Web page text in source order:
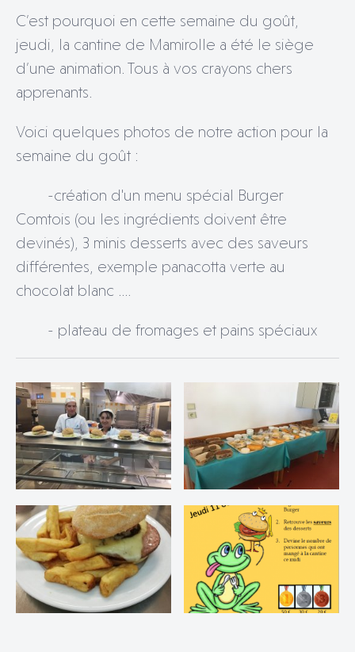
C’est pourquoi en cette semaine du goût,
jeudi, la cantine de Mamirolle a été le siège
d’une animation. Tous à vos crayons chers
apprenants.
Voici quelques photos de notre action pour la
semaine du goût :
-création d'un menu spécial Burger
Comtois (ou les ingrédients doivent être
devinés), 3 minis desserts avec des saveurs
différentes, exemple panacotta verte au
chocolat blanc ....
- plateau de fromages et pains spéciaux